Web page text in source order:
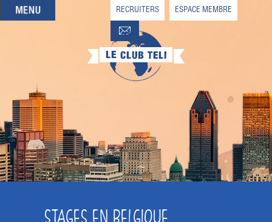
QUI SOMMES-NOUS
QUE CHERCHEZ-VOUS ?
NOS OFFRES PARTENAIRES
DEVENIR MEMBRE
RECRUITERS ESPACE MEMBRE
STAGES EN BELGIQUE